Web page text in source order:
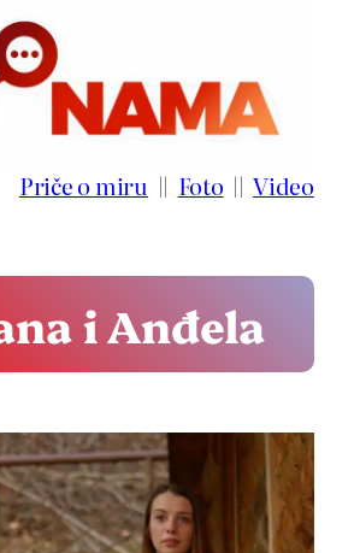
Priče o miru || Foto ||Video
i Anđela